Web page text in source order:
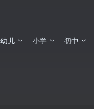
幼儿 小学 初中